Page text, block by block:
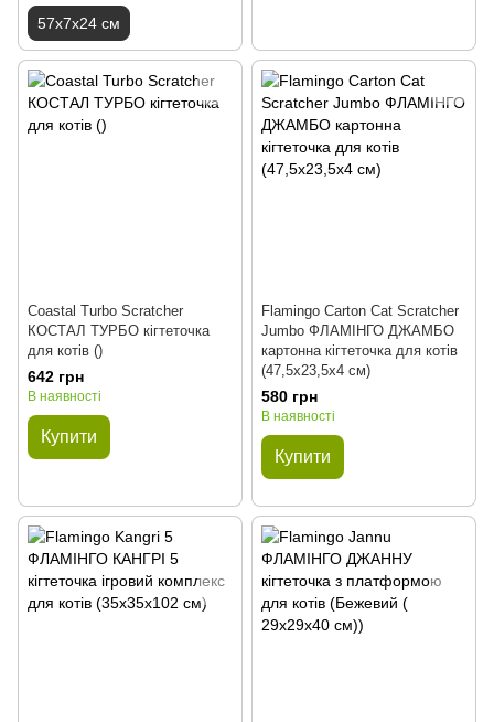
57х7х24 см
Coastal Turbo Scratcher
КОСТАЛ ТУРБО кігтеточка
для котів ()
642 грн
В наявності
Купити
Flamingo Carton Cat Scratcher
Jumbo ФЛАМІНГО ДЖАМБО
картонна кігтеточка для котів
(47,5х23,5х4 см)
580 грн
В наявності
Купити